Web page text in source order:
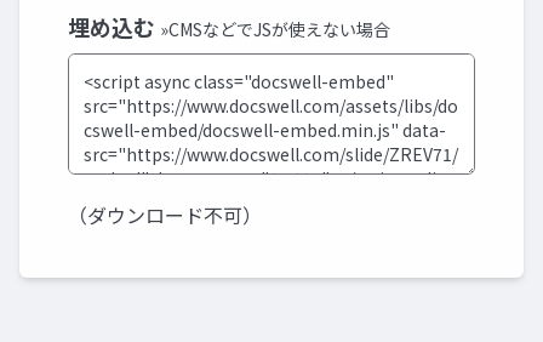
埋め込む »CMSなどでJSが使えない場合
（ダウンロード不可）